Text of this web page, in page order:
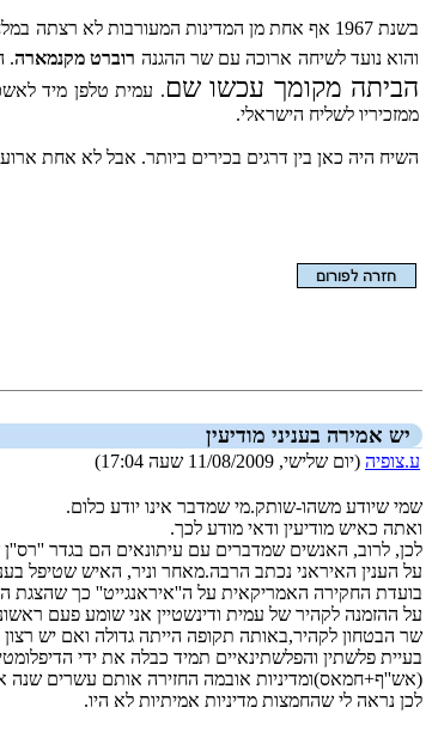
בשנת 1967 אף אחת מן המדינות המעורבות לא
והוא נועד לשיחה ארוכה עם שר ההגנה רוברט מקנמארה.
הביתה מקומך עכשו שם. עמית טלפן מיד
ממזכיריו לשליח הישראלי.
השיח היה כאן בין דרגים בכירים ביותר. אבל לא אחת
יש אמירה בעניני מודיעין
ע.צופיה (יום שלישי, 11/08/2009 שעה 17:04)
שמי שיודע משהו-שותק.מי שמדבר אינו יודע כלום.
ואתה כאיש מודיעין ודאי מודע לכך.
לכן, לרוב, האנשים שמדברים עם עיתונאים הם בגדר
על הענין האיראני נכתב הרבה.מאחר וניר, האיש שטיפל
בועדת החקירה האמריקאית על ה''איראנגייט'' כך שהצגת
על ההזמנה לקהיר של עמית ודינשטיין אני שומע פעם
שר הבטחון לקהיר,באותה תקופה הייתה גדולה ואם יש
בעיית פלשתין והפלשתינאיים תמיד כבלה את ידי
(אש''ף+חמאס)ומדיניות אובמה החזירה אותם עשרים שנה
לכן נראה לי שהחמצות מדיניות אמיתיות לא היו.